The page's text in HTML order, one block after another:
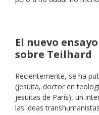
El nuevo
sobre Teilhard
Recientemente, se ha
(jesuita, doctor en
jesuitas de París), un
las ideas